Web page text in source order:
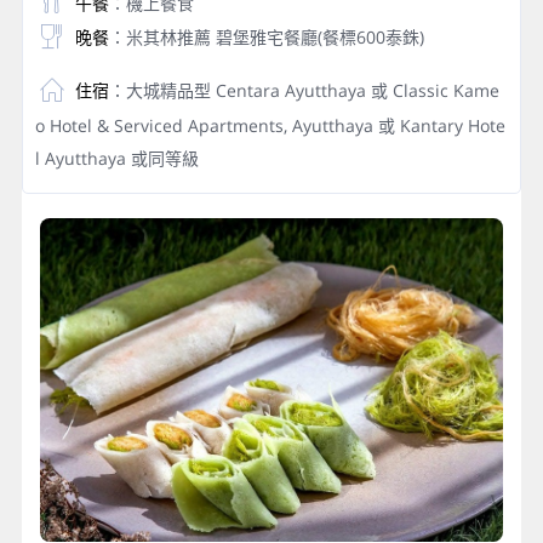
晚餐：米其林推薦 碧堡雅宅餐廳(餐標600泰銖)
住宿 ：大城精品型 Centara Ayutthaya 或 Classic Kame
o Hotel & Serviced Apartments, Ayutthaya 或 Kantary Hote
l Ayutthaya 或同等級